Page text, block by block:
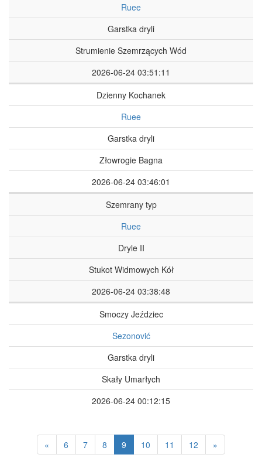
Ruee
Garstka dryli
Strumienie Szemrzących Wód
2026-06-24 03:51:11
Dzienny Kochanek
Ruee
Garstka dryli
Złowrogie Bagna
2026-06-24 03:46:01
Szemrany typ
Ruee
Dryle II
Stukot Widmowych Kół
2026-06-24 03:38:48
Smoczy Jeździec
Sezonović
Garstka dryli
Skały Umarłych
2026-06-24 00:12:15
« 6 7 8 9 (aktualnie)
10 11 12 »